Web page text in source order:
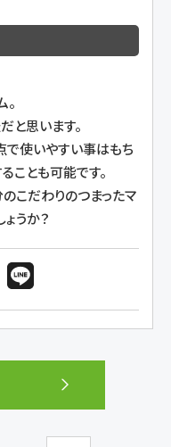
と思います。
で使いやすい事はもち
ことも可能です。
こだわりのつまったマ
うか？